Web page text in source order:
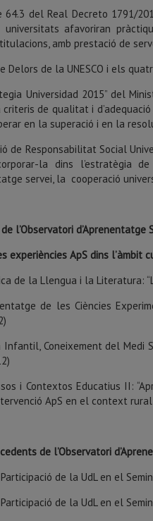
64.3 del Real Decreto 1791/
afavoriran
amb prestació de
Delors de la UNESCO i els
Universidad 2015” del
de qualitat i
en la superació i en la
de Responsabilitat Social
la dins l’estratègia
servei, la cooperació
l’Observatori d’Aprenentatge
experiències ApS dins l’àmbit
de la Llengua i la Literatura:
de les Ciències
Infantil, Coneixement del Medi
i Contextos Educatius II:
ApS en el context rural
de l’Observatori
de la UdL en el
de la UdL en el